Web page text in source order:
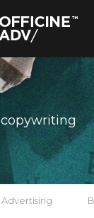
copywriting
Advertising